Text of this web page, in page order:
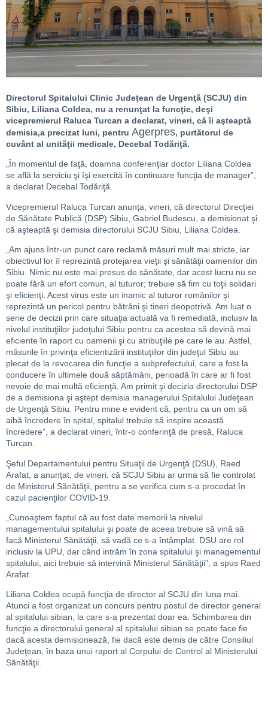
Directorul Spitalului Clinic Judeţean de Urgenţă (SCJU) din
Sibiu, Liliana Coldea, nu a renunţat la funcţie, deşi
vicepremierul Raluca Turcan a declarat, vineri, că îi aşteaptă
demisia,a precizat luni, pentru Agerpres, purtătorul de
cuvânt al unităţii medicale, Decebal Todăriţă.
„În momentul de faţă, doamna conferenţiar doctor Liliana Coldea
se află la serviciu şi îşi exercită în continuare funcţia de manager”,
a declarat Decebal Todăriţă.
Vicepremierul Raluca Turcan anunţa, vineri, că directorul Direcţiei
de Sănătate Publică (DSP) Sibiu, Gabriel Budescu, a demisionat şi
că aşteaptă şi demisia directorului SCJU Sibiu, Liliana Coldea.
„Am ajuns într-un punct care reclamă măsuri mult mai stricte, iar
obiectivul lor îl reprezintă protejarea vieţii şi sănătăţii oamenilor din
Sibiu. Nimic nu este mai presus de sănătate, dar acest lucru nu se
poate fără un efort comun, al tuturor; trebuie să fim cu toţii solidari
şi eficienţi. Acest virus este un inamic al tuturor românilor şi
reprezintă un pericol pentru bătrâni şi tineri deopotrivă. Am luat o
serie de decizii prin care situaţia actuală va fi remediată, inclusiv la
nivelul instituţiilor judeţului Sibiu pentru ca acestea să devină mai
eficiente în raport cu oamenii şi cu atribuţiile pe care le au. Astfel,
măsurile în privinţa eficientizării instituţiilor din judeţul Sibiu au
plecat de la revocarea din funcţie a subprefectului, care a fost la
conducere în ultimele două săptămâni, perioadă în care ar fi fost
nevoie de mai multă eficienţă. Am primit şi decizia directorului DSP
de a demisiona şi aştept demisia managerului Spitalului Judeţean
de Urgenţă Sibiu. Pentru mine e evident că, pentru ca un om să
aibă încredere în spital, spitalul trebuie să inspire această
încredere”, a declarat vineri, într-o conferinţă de presă, Raluca
Turcan.
Şeful Departamentului pentru Situaţii de Urgenţă (DSU), Raed
Arafat, a anunţat, de vineri, că SCJU Sibiu ar urma să fie controlat
de Ministerul Sănătăţii, pentru a se verifica cum s-a procedat în
cazul pacienţilor COVID-19.
„Cunoaştem faptul că au fost date memorii la nivelul
managementului spitalului şi poate de aceea trebuie să vină să
facă Ministerul Sănătăţii, să vadă ce s-a întâmplat. DSU are rol
inclusiv la UPU, dar când intrăm în zona spitalului şi managementul
spitalului, aici trebuie să intervină Ministerul Sănătăţii”, a spus Raed
Arafat.
Liliana Coldea ocupă funcţia de director al SCJU din luna mai.
Atunci a fost organizat un concurs pentru postul de director general
al spitalului sibian, la care s-a prezentat doar ea. Schimbarea din
funcţie a directorului general al spitalului sibian se poate face fie
dacă acesta demisionează, fie dacă este demis de către Consiliul
Judeţean, în baza unui raport al Corpului de Control al Ministerului
Sănătăţii.